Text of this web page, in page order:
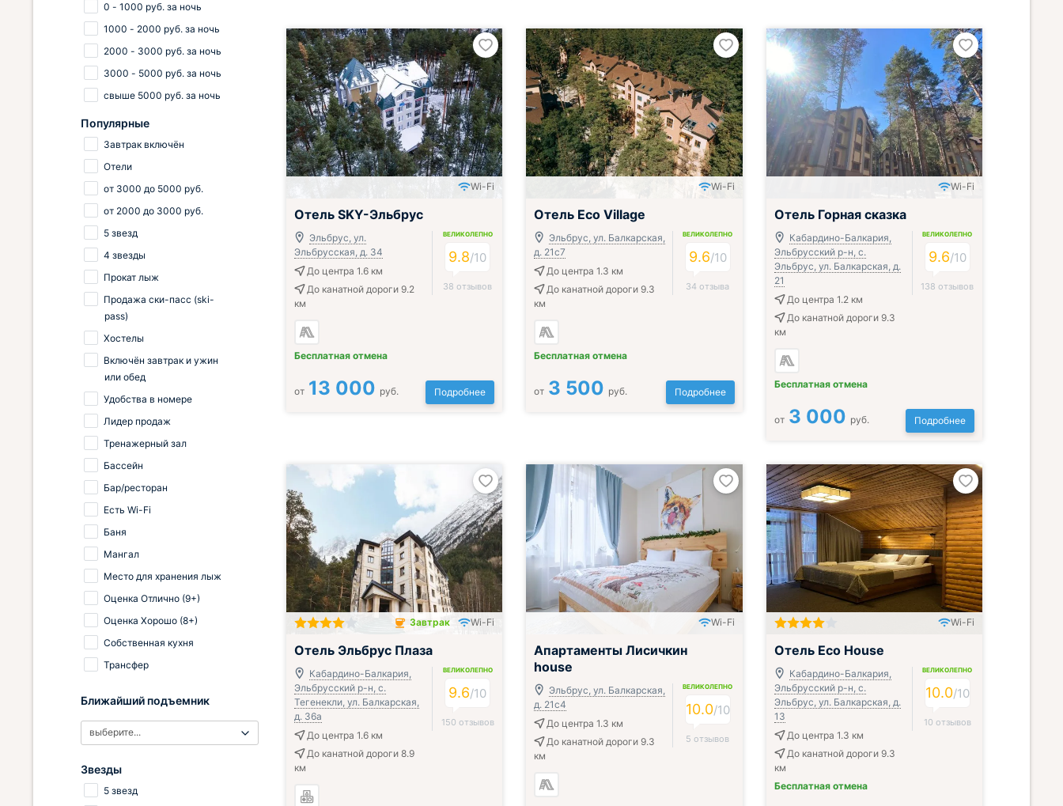
Включён завтрак и ужин или обед
Wi-Fi
Отель SKY-Эльбрус
Эльбрус, ул.
Эльбрусская, д. 34
До центра 1.6 км
До канатной дороги 9.2
км
Бесплатная отмена
ВЕЛИКОЛЕПНО
9.8/10
38 отзывов
от 13 000 руб. Подробнее
Wi-Fi
Отель Eco Village
Эльбрус, ул. Балкарская,
д. 21с7
До центра 1.3 км
До канатной дороги 9.3
км
Бесплатная отмена
ВЕЛИКОЛЕПНО
9.6/10
34 отзыва
от 3 500 руб. Подробнее
Wi-Fi
Отель Горная сказка
Кабардино-Балкария,
Эльбрусский р-н, с.
Эльбрус, ул. Балкарская, д.
21
До центра 1.2 км
До канатной дороги 9.3
км
Бесплатная отмена
ВЕЛИКОЛЕПНО
9.6/10
138 отзывов
от 3 000 руб. Подробнее
Завтрак включён
Завтрак Wi-Fi
Отель Эльбрус Плаза
Кабардино-Балкария,
Эльбрусский р-н, с.
Тегенекли, ул. Балкарская,
д. 36а
До центра 1.6 км
До канатной дороги 8.9
км
ВЕЛИКОЛЕПНО
9.6/10
150 отзывов
Wi-Fi
Апартаменты Лисичкин
house
Эльбрус, ул. Балкарская,
д. 21с4
До центра 1.3 км
До канатной дороги 9.3
км
ВЕЛИКОЛЕПНО
10.0/10
5 отзывов
Wi-Fi
Отель Eco House
Кабардино-Балкария,
Эльбрусский р-н, с.
Эльбрус, ул. Балкарская, д.
13
До центра 1.3 км
До канатной дороги 9.3
км
Бесплатная отмена
ВЕЛИКОЛЕПНО
10.0/10
10 отзывов
0 - 1000 руб. за ночь
1000 - 2000 руб. за ночь
2000 - 3000 руб. за ночь
3000 - 5000 руб. за ночь
свыше 5000 руб. за ночь
Популярные
Завтрак включён
Отели
от 3000 до 5000 руб.
от 2000 до 3000 руб.
5 звезд
4 звезды
Прокат лыж
Продажа ски-пасс (ski-
pass)
Хостелы
Включён завтрак и ужин
или обед
Удобства в номере
Лидер продаж
Тренажерный зал
Бассейн
Бар/ресторан
Есть Wi-Fi
Баня
Мангал
Место для хранения лыж
Оценка Отлично (9+)
Оценка Хорошо (8+)
Собственная кухня
Трансфер
Ближайший подъемник
выберите...
Звезды
5 звезд